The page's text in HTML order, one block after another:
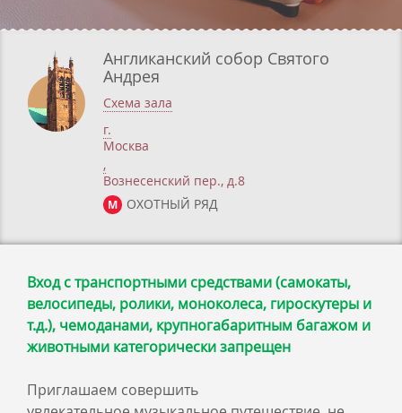
Англиканский собор Святого
Андрея
Схема зала
г.
Москва
,
Вознесенский пер., д.8
М ОХОТНЫЙ РЯД
Вход с транспортными средствами (самокаты,
велосипеды, ролики, моноколеса, гироскутеры и
т.д.), чемоданами, крупногабаритным багажом и
животными категорически запрещен
Приглашаем совершить